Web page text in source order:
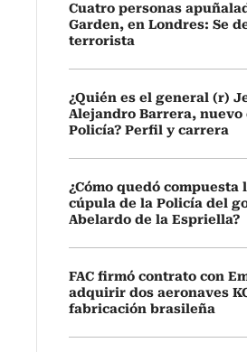
Cuatro personas
Garden, en Londres: Se
terrorista
¿Quién es el general (r)
Alejandro Barrera,
Policía? Perfil y carrera
¿Cómo quedó compuesta
cúpula de la Policía del
Abelardo de la Espriella?
FAC firmó contrato con
adquirir dos aeronaves
fabricación brasileña